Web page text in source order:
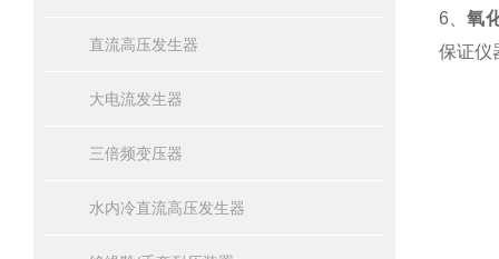
直流高压发生器
大电流发生器
三倍频变压器
水内冷直流高压发生器
6、氧
保证仪